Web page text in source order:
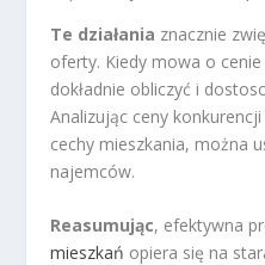
Te działania znacznie
oferty. Kiedy mowa o
dokładnie obliczyć i
Analizując ceny
cechy mieszkania, można
najemców.
Reasumując, efektywna
mieszkań opiera się na